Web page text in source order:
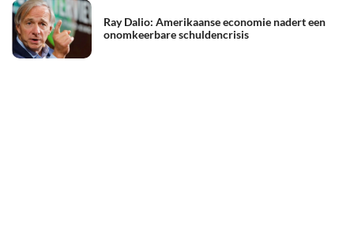
Ray Dalio: Amerikaanse economie nadert een
onomkeerbare schuldencrisis